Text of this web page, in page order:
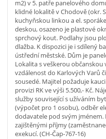
m2) v 5. patře panelového
klidné lokalitě v Chodově (okr.
kuchyňskou linkou a el.
deskou, osazeno je plastové
sprchový kout. Podlahy jsou
dlažba. K dispozici je i sdílený
ústřední městské. Dům je
Lokalita s veškerou
vzdálenost do Karlových Varů
sousedé. Majitel požaduje
provizi RK ve výši 5.500,- Kč.
služby související s užíváním
(výpočet pro 1 osobu), odběr
dodavatele pod svým jménem.
zajištěnými příjmy
exekucí. (CH-Čap-767-16)